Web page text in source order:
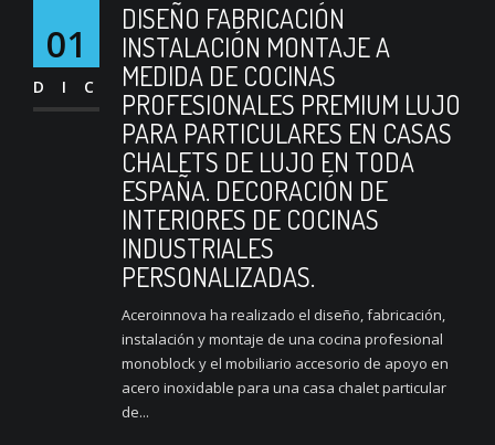
01
DIC
DISEÑO FABRICACIÓN
INSTALACIÓN MONTAJE A
MEDIDA DE COCINAS
PROFESIONALES PREMIUM LUJO
PARA PARTICULARES EN CASAS
CHALETS DE LUJO EN TODA
ESPAÑA. DECORACIÓN DE
INTERIORES DE COCINAS
INDUSTRIALES
PERSONALIZADAS.
Aceroinnova ha realizado el diseño, fabricación,
instalación y montaje de una cocina profesional
monoblock y el mobiliario accesorio de apoyo en
acero inoxidable para una casa chalet particular
de...